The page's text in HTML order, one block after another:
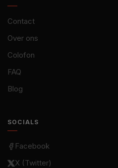
Contact
Over ons
Colofon
FAQ
Blog
SOCIALS
Facebook
X (Twitter)